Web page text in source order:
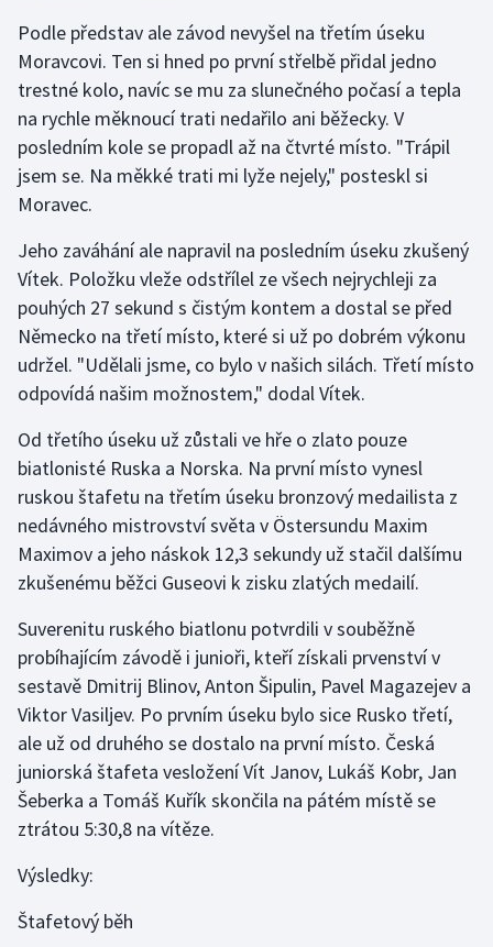
Moderní pětiboj
Motorsport
Olympijské hry
Parasport
Plavání
Plážový volejbal
Ragby
Rychlobruslení
Rychlostní kanoistika
Short track
Sportovní střelba
Stolní tenis
Triatlon
Veslování
Vodní slalom
Podle představ ale závod nevyšel na třetím úseku
Moravcovi. Ten si hned po první střelbě přidal jedno
trestné kolo, navíc se mu za slunečného počasí a tepla
na rychle měknoucí trati nedařilo ani běžecky. V
posledním kole se propadl až na čtvrté místo. "Trápil
jsem se. Na měkké trati mi lyže nejely," posteskl si
Moravec.
Jeho zaváhání ale napravil na posledním úseku zkušený
Vítek. Položku vleže odstřílel ze všech nejrychleji za
pouhých 27 sekund s čistým kontem a dostal se před
Německo na třetí místo, které si už po dobrém výkonu
udržel. "Udělali jsme, co bylo v našich silách. Třetí místo
odpovídá našim možnostem," dodal Vítek.
Od třetího úseku už zůstali ve hře o zlato pouze
biatlonisté Ruska a Norska. Na první místo vynesl
ruskou štafetu na třetím úseku bronzový medailista z
nedávného mistrovství světa v Östersundu Maxim
Maximov a jeho náskok 12,3 sekundy už stačil dalšímu
zkušenému běžci Guseovi k zisku zlatých medailí.
Suverenitu ruského biatlonu potvrdili v souběžně
probíhajícím závodě i junioři, kteří získali prvenství v
sestavě Dmitrij Blinov, Anton Šipulin, Pavel Magazejev a
Viktor Vasiljev. Po prvním úseku bylo sice Rusko třetí,
ale už od druhého se dostalo na první místo. Česká
juniorská štafeta vesložení Vít Janov, Lukáš Kobr, Jan
Šeberka a Tomáš Kuřík skončila na pátém místě se
ztrátou 5:30,8 na vítěze.
Výsledky:
Štafetový běh